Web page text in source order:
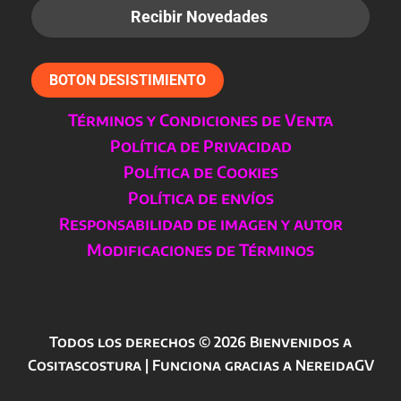
BOTON DESISTIMIENTO
Términos y Condiciones de Venta
Política de Privacidad
Política de Cookies
Política de envíos
Responsabilidad de imagen y autor
Modificaciones de Términos
Todos los derechos © 2026 Bienvenidos a
Cositascostura | Funciona gracias a NereidaGV